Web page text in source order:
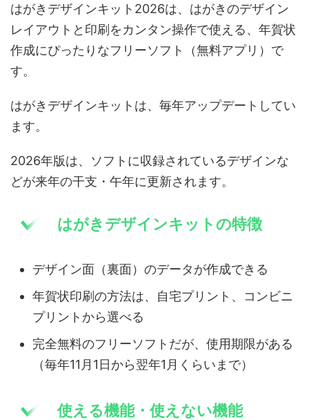
はがきデザインキット2026は、はがきのデザイン
レイアウトと印刷をカンタン操作で使える、年賀状
作成にぴったりなフリーソフト（無料アプリ）で
す。
はがきデザインキットは、毎年アップデートしてい
ます。
2026年版は、ソフトに収録されているデザインな
どが来年の干支・午年に更新されます。
はがきデザインキットの特徴
デザイン面（裏面）のデータが作成できる
年賀状印刷の方法は、自宅プリント、コンビニ
プリントから選べる
完全無料のフリーソフトだが、使用期限がある
（毎年11月1日から翌年1月くらいまで）
使える機能・使えない機能